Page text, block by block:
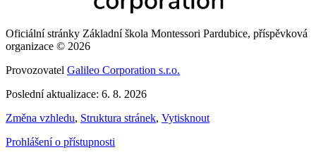
Oficiální stránky Základní škola Montessori Pardubice, příspěvková
organizace © 2026
Provozovatel Galileo Corporation s.r.o.
Poslední aktualizace: 6. 8. 2026
Změna vzhledu, Struktura stránek, Vytisknout
Prohlášení o přístupnosti